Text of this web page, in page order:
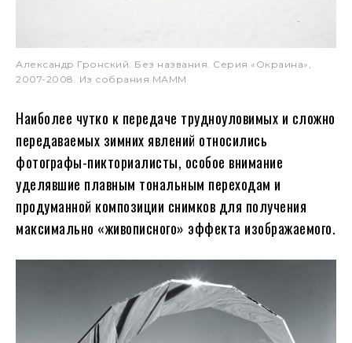
Александр Гронский. Без названия. Серия «Окраина»,
2007-2008. Из собрания МАММ
Наиболее чутко к передаче трудноуловимых и сложно
передаваемых зимних явлений относились
фотографы-пикториалисты, особое внимание
уделявшие плавным тональным переходам и
продуманной композиции снимков для получения
максимально «живописного» эффекта изображаемого.